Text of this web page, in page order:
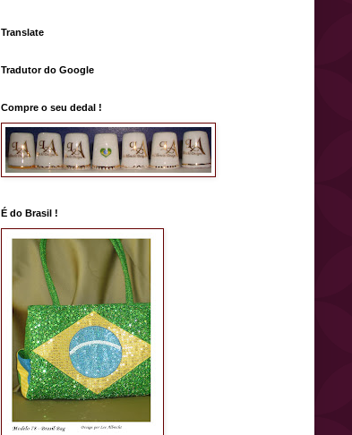
Translate
Tradutor do Google
Compre o seu dedal !
É do Brasil !